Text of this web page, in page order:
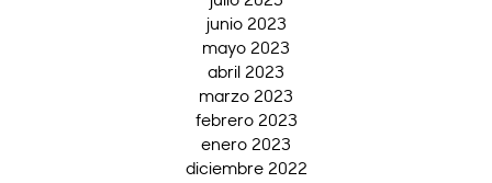
junio 2023
mayo 2023
abril 2023
marzo 2023
febrero 2023
enero 2023
diciembre 2022